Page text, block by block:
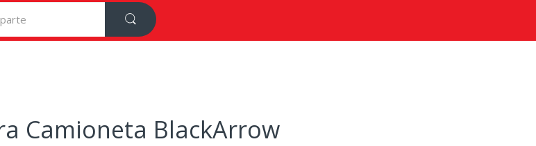
Camioneta BlackArrow